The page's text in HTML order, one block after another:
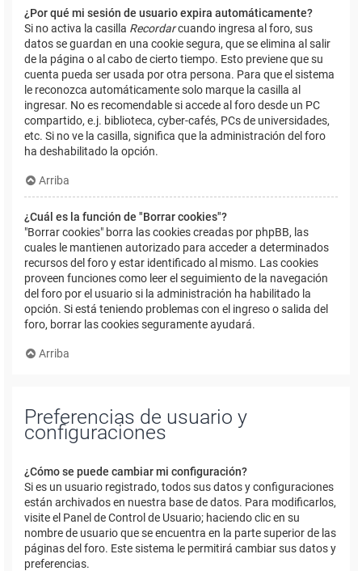
¿Por qué mi sesión de usuario expira automáticamente?
Si no activa la casilla Recordarcuando ingresa al foro, sus
datos se guardan en una cookie segura, que se elimina al salir
de la página o al cabo de cierto tiempo. Esto previene que su
cuenta pueda ser usada por otra persona. Para que el sistema
le reconozca automáticamente solo marque la casilla al
ingresar. No es recomendable si accede al foro desde un PC
compartido, e.j. biblioteca, cyber-cafés, PCs de universidades,
etc. Si no ve la casilla, significa que la administración del foro
ha deshabilitado la opción.
Arriba
¿Cuál es la función de "Borrar cookies"?
"Borrar cookies" borra las cookies creadas por phpBB, las
cuales le mantienen autorizado para acceder a determinados
recursos del foro y estar identificado al mismo. Las cookies
proveen funciones como leer el seguimiento de la navegación
del foro por el usuario si la administración ha habilitado la
opción. Si está teniendo problemas con el ingreso o salida del
foro, borrar las cookies seguramente ayudará.
Arriba
Preferencias de usuario y
configuraciones
¿Cómo se puede cambiar mi configuración?
Si es un usuario registrado, todos sus datos y configuraciones
están archivados en nuestra base de datos. Para modificarlos,
visite el Panel de Control de Usuario; haciendo clic en su
nombre de usuario que se encuentra en la parte superior de las
páginas del foro. Este sistema le permitirá cambiar sus datos y
preferencias.